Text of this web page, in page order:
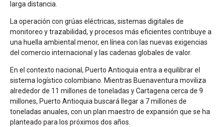
larga distancia.
La operación con grúas eléctricas, sistemas digitales de
monitoreo y trazabilidad, y procesos más eficientes contribuye a
una huella ambiental menor, en línea con las nuevas exigencias
del comercio internacional y las cadenas globales de valor.
En el contexto nacional, Puerto Antioquia entra a equilibrar el
sistema logístico colombiano. Mientras Buenaventura moviliza
alrededor de 11 millones de toneladas y Cartagena cerca de 9
millones, Puerto Antioquia buscará llegar a 7 millones de
toneladas anuales, con un plan maestro de expansión que se ha
planteado para los próximos dos años.